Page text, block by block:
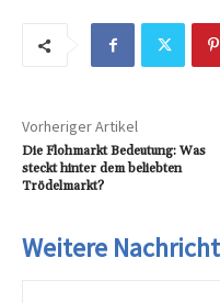
Vorheriger Artikel
Die Flohmarkt Bedeutung: Was
steckt hinter dem beliebten
Trödelmarkt?
Weitere